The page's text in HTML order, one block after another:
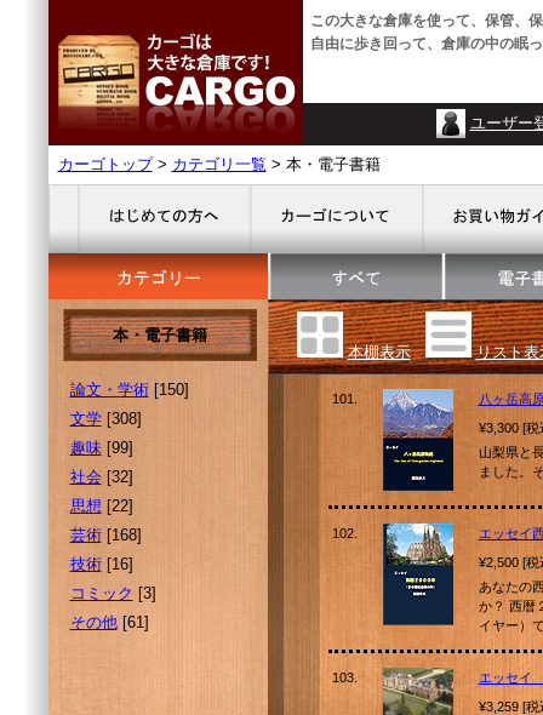
この大きな倉庫を使って、保管、
自由に歩き回って、倉庫の中の眠
ユーザー
カーゴトップ> カテゴリ一覧 > 本・電子書籍
本・電子書籍
論文・学術[150]
文学[308]
趣味[99]
社会[32]
思想 [22]
芸術[168]
技術[16]
コミック [3]
その他[61]
本棚表示 リスト表
101.
八ヶ岳高
¥3,300 [
山梨県と
ました。
102.
エッセイ
¥2,500 [
あなたの
か？ 西暦
イヤー）
103.
エッセイ
¥3,259 [